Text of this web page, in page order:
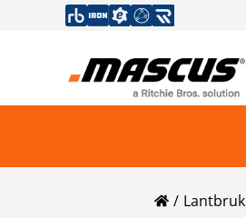
Lantbruk